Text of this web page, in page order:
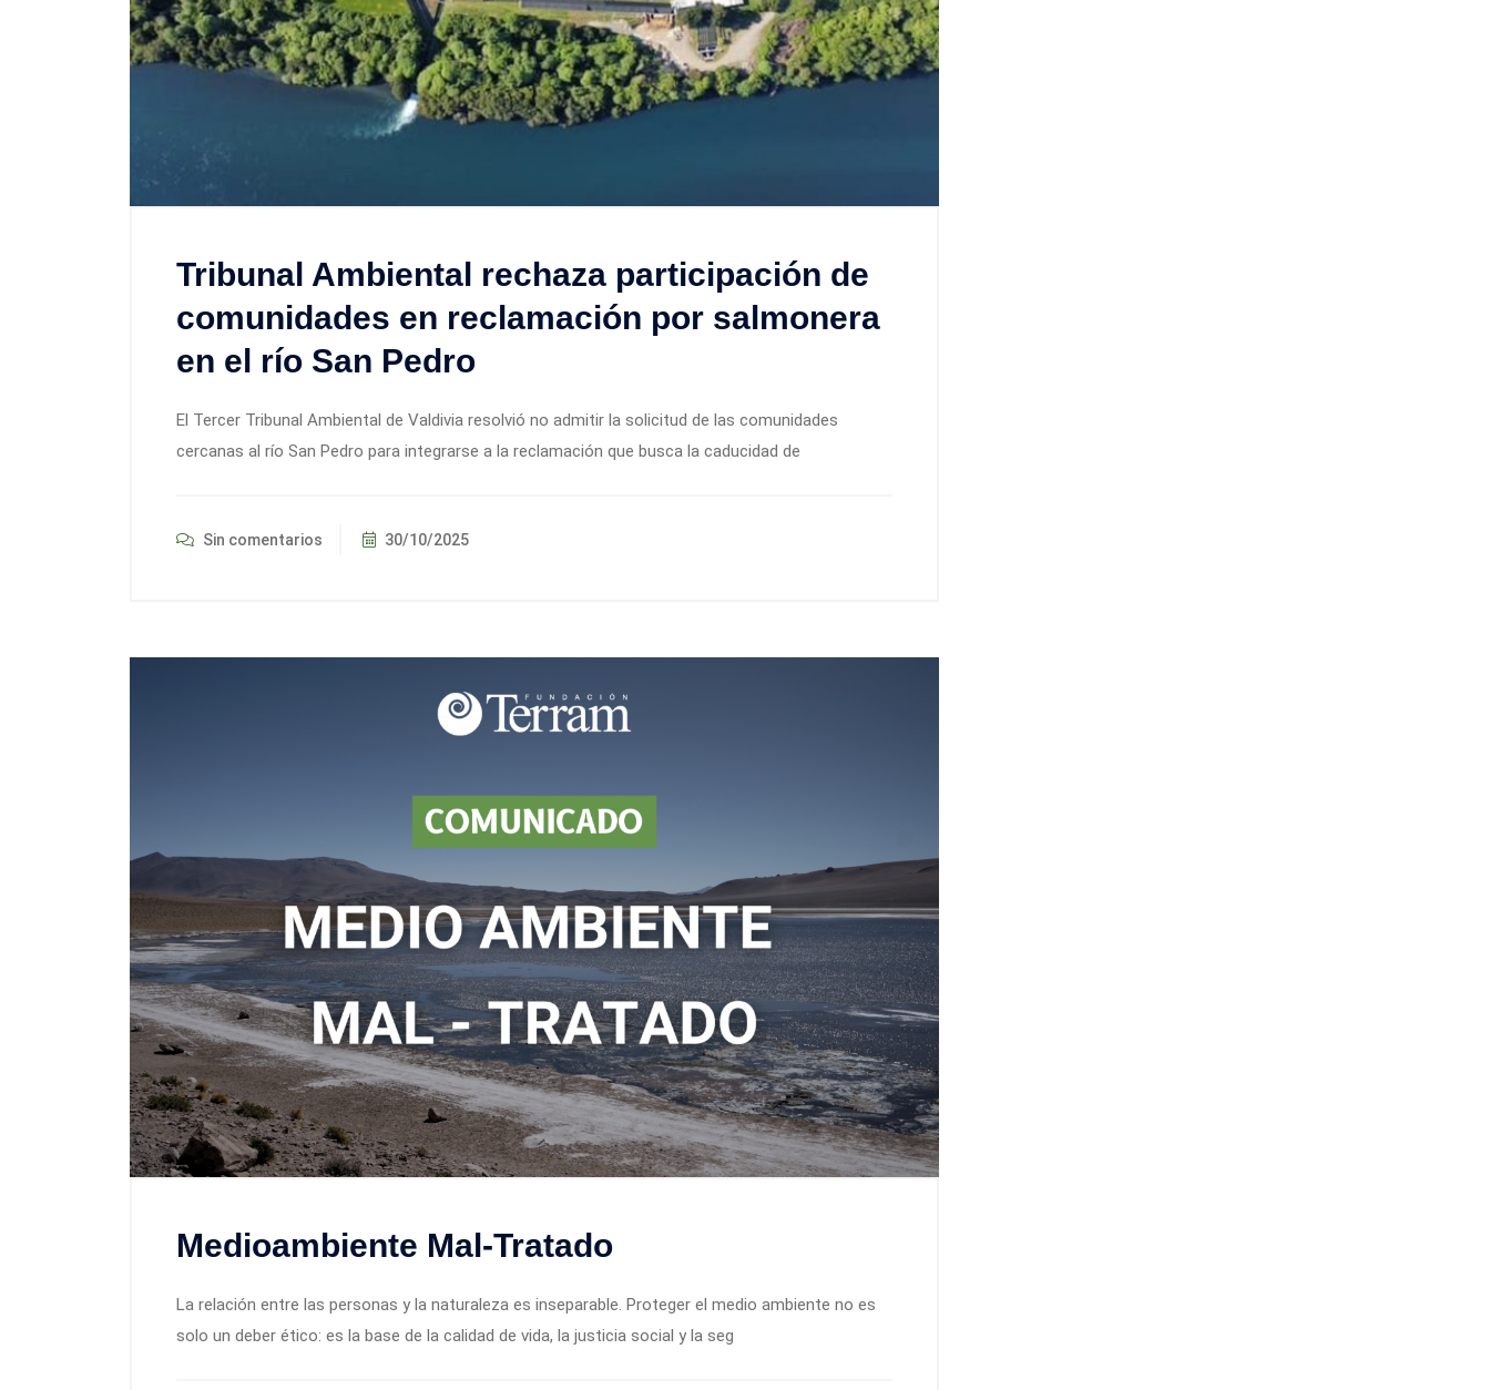
Tribunal Ambiental rechaza participación de
comunidades en reclamación por salmonera
en el río San Pedro
El Tercer Tribunal Ambiental de Valdivia resolvió no admitir la solicitud de las comunidades
cercanas al río San Pedro para integrarse a la reclamación que busca la caducidad de
Sin comentarios 30/10/2025
Medioambiente Mal-Tratado
La relación entre las personas y la naturaleza es inseparable. Proteger el medio ambiente no es
solo un deber ético: es la base de la calidad de vida, la justicia social y la seg